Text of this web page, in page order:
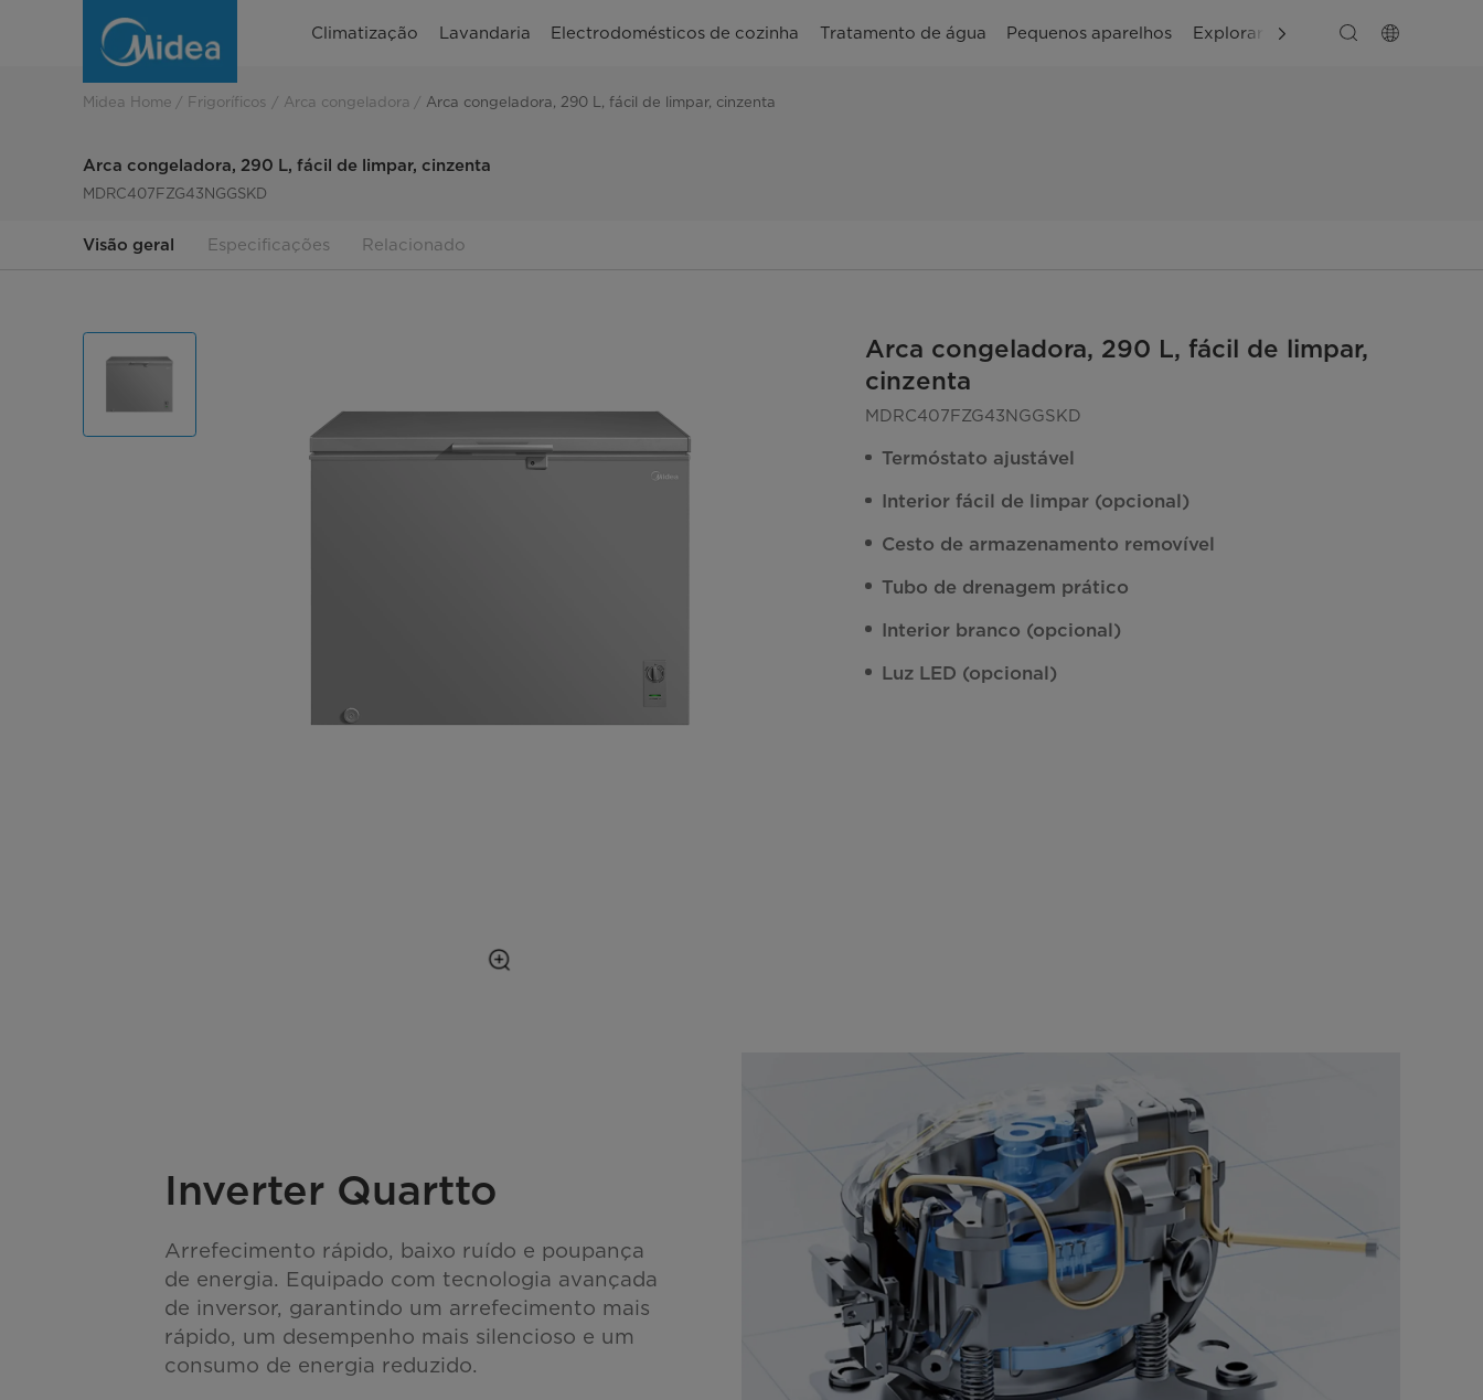
congeladora
Midea
Climatização Lavandaria Electrodomésticos de cozinha Tratamento de água Pequenos aparelhos Explorar Apoio ao cliente
Midea Home Frigoríficos Arca congeladora Arca congeladora, 290 L, fácil de limpar, cinzenta
Arca congeladora, 290 L, fácil de limpar, cinzenta
MDRC407FZG43NGGSKD
Visão geral Especificações Relacionado
Arca congeladora, 290 L, fácil de limpar,
cinzenta
MDRC407FZG43NGGSKD
Termóstato ajustável
Interior fácil de limpar (opcional)
Cesto de armazenamento removível
Tubo de drenagem prático
Interior branco (opcional)
Luz LED (opcional)
Inverter Quartto
Arrefecimento rápido, baixo ruído e poupança
de energia. Equipado com tecnologia avançada
de inversor, garantindo um arrefecimento mais
rápido, um desempenho mais silencioso e um
consumo de energia reduzido.